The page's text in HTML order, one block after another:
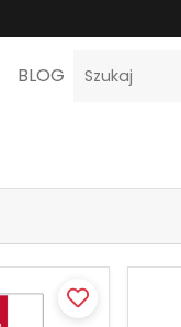
BLOG